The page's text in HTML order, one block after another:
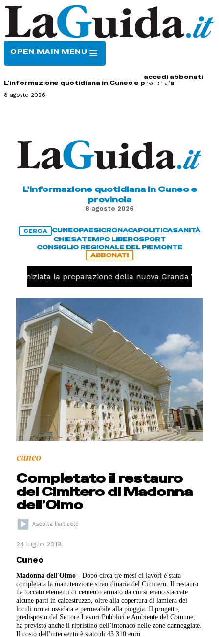
OPEN MAIN MENU
accedi abbonati
L'informazione quotidiana in Cuneo e provincia
8 agosto 2026
L'informazione quotidiana in Cuneo e
provincia
8 agosto 2026
CERCA CUNEOPAESICRONACAPOLITICASANITÀ
CHIESATEMPO LIBEROSPORT
CONSIGLIO REGIONALE DEL PIEMONTE
ABBONATI
iniziata la preparazione della nuova Granda Volley
cuneo
Completato il restauro
del Cimitero di Madonna
dell’Olmo
24 luglio 2019
Cuneo
Madonna dell'Olmo - Dopo circa tre mesi di lavori è stata
completata la manutenzione straordinaria del Cimitero. Il restauro
ha toccato elementi di cemento armato da cui si erano staccate
alcune parti in calcestruzzo, oltre alla copertura di lamiera dei
loculi ormai ossidata e permeabile alla pioggia. Il progetto,
predisposto dal Settore Lavori Pubblici e Ambiente del Comune,
ha previsto anche il ripristino dell’intonaco nelle zone danneggiate.
Il costo dell'intervento è stato di 43.310 euro.